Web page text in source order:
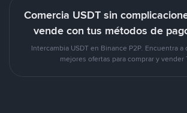
Comercia USDT sin
vende con tus métodos de
Intercambia USDT en Binance P2P. Encuentra
mejores ofertas para comprar y vender